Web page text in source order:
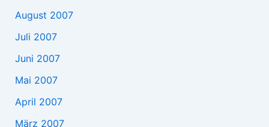
August 2007
Juli 2007
Juni 2007
Mai 2007
April 2007
März 2007